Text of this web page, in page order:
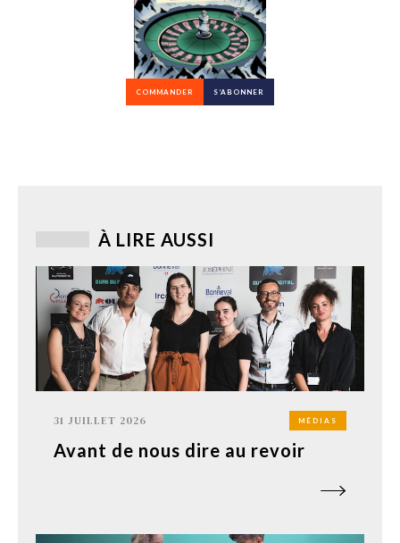
COMMANDER S’ABONNER
À LIRE AUSSI
31 JUILLET 2026 MÉDIAS
Avant de nous dire au revoir